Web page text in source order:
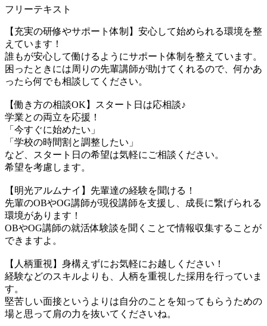
フリーテキスト
【充実の研修やサポート体制】安心して始められる環境を整
えています！
誰もが安心して働けるようにサポート体制を整えています。
困ったときには周りの先輩講師が助けてくれるので、何かあ
ったら何でも相談してください。
【働き方の相談OK】スタート日は応相談♪
学業との両立を応援！
「今すぐに始めたい」
「学校の時間割と調整したい」
など、スタート日の希望は気軽にご相談ください。
希望を考慮します。
【明光アルムナイ】先輩達の経験を聞ける！
先輩のOBやOG講師が現役講師を支援し、成長に繋げられる
環境があります！
OBやOG講師の就活体験談を聞くことで情報収集することが
できますよ。
【人柄重視】身構えずにお気軽にお越しください！
経験などのスキルよりも、人柄を重視した採用を行っていま
す。
堅苦しい面接というよりは自分のことを知ってもらうための
場と思って肩の力を抜いてくださいね。